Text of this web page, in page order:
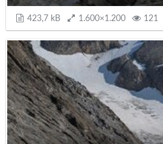
423,7 kB 1.600×1.200 121